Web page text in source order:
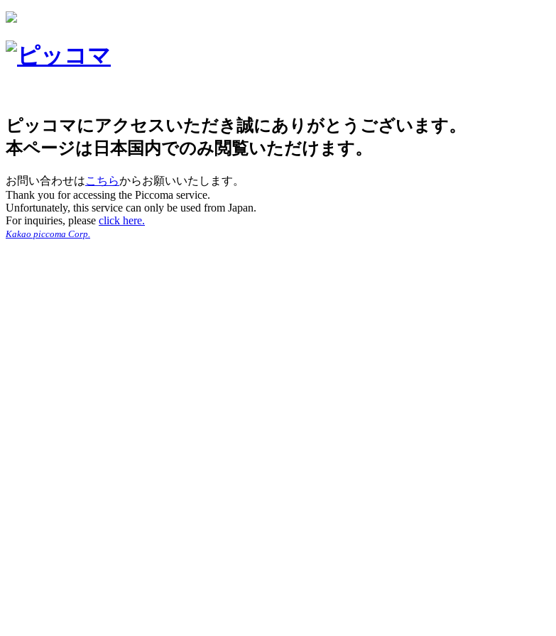
ピッコマにアクセスいただき誠にありがとうございます。
本ページは日本国内でのみ閲覧いただけます。
お問い合わせはこちらからお願いいたします。
Thank you for accessing the Piccoma service.
Unfortunately, this service can only be used from Japan.
For inquiries, please click here.
Kakao piccoma Corp.